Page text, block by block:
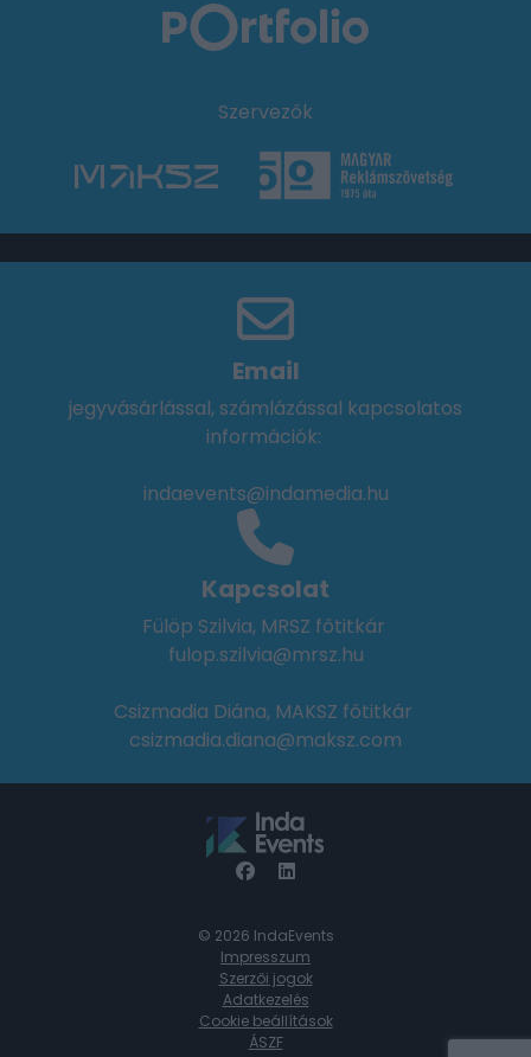
Szervezők
Email
jegyvásárlással, számlázással kapcsolatos
információk:
indaevents@indamedia.hu
Kapcsolat
Fülöp Szilvia, MRSZ főtitkár
fulop.szilvia@mrsz.hu
Csizmadia Diána, MAKSZ főtitkár
csizmadia.diana@maksz.com
© 2026 IndaEvents
Impresszum
Szerzői jogok
Adatkezelés
Cookie beállítások
ÁSZF